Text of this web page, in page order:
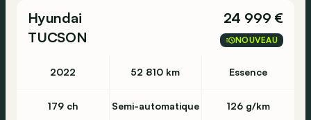
Hyundai
TUCSON
24 999 €
NOUVEAU
2022 52 810 km Essence
179 ch Semi-automatique 126 g/km